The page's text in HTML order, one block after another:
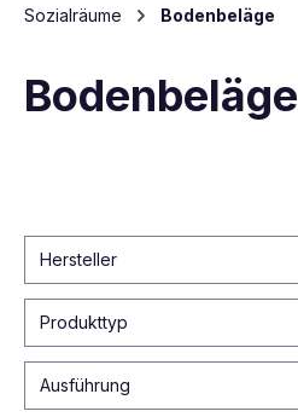
Sozialräume Bodenbeläge
Bodenbeläge
Hersteller
Produkttyp
Ausführung